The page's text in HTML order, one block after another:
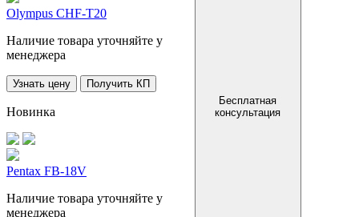
Olympus CHF-T20
Наличие товара уточняйте у
менеджера
Узнать цену Получить КП
Новинка
Pentax FB-18V
Наличие товара уточняйте у
менеджера
Бесплатная
консультация